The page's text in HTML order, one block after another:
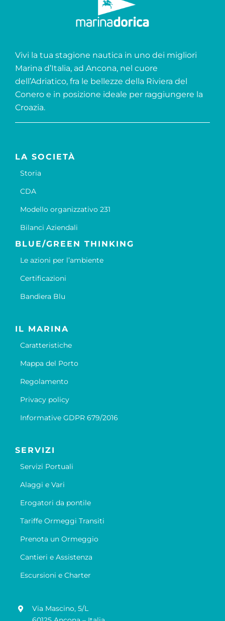
Vivi la tua stagione nautica in uno dei migliori
Marina d’Italia, ad Ancona, nel cuore
dell’Adriatico, fra le bellezze della Riviera del
Conero e in posizione ideale per raggiungere la
Croazia.
LA SOCIETÀ
Storia
CDA
Modello organizzativo 231
Bilanci Aziendali
BLUE/GREEN THINKING
Le azioni per l’ambiente
Certificazioni
Bandiera Blu
IL MARINA
Caratteristiche
Mappa del Porto
Regolamento
Privacy policy
Informative GDPR 679/2016
SERVIZI
Servizi Portuali
Alaggi e Vari
Erogatori da pontile
Tariffe Ormeggi Transiti
Prenota un Ormeggio
Cantieri e Assistenza
Escursioni e Charter
Via Mascino, 5/L